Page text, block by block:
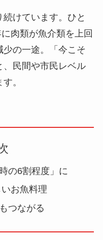
けています。ひと
肉類が魚介類を上回
少の一途。「今こそ
、民間や市民レベル
。
の6割程度」に
お魚料理
つながる